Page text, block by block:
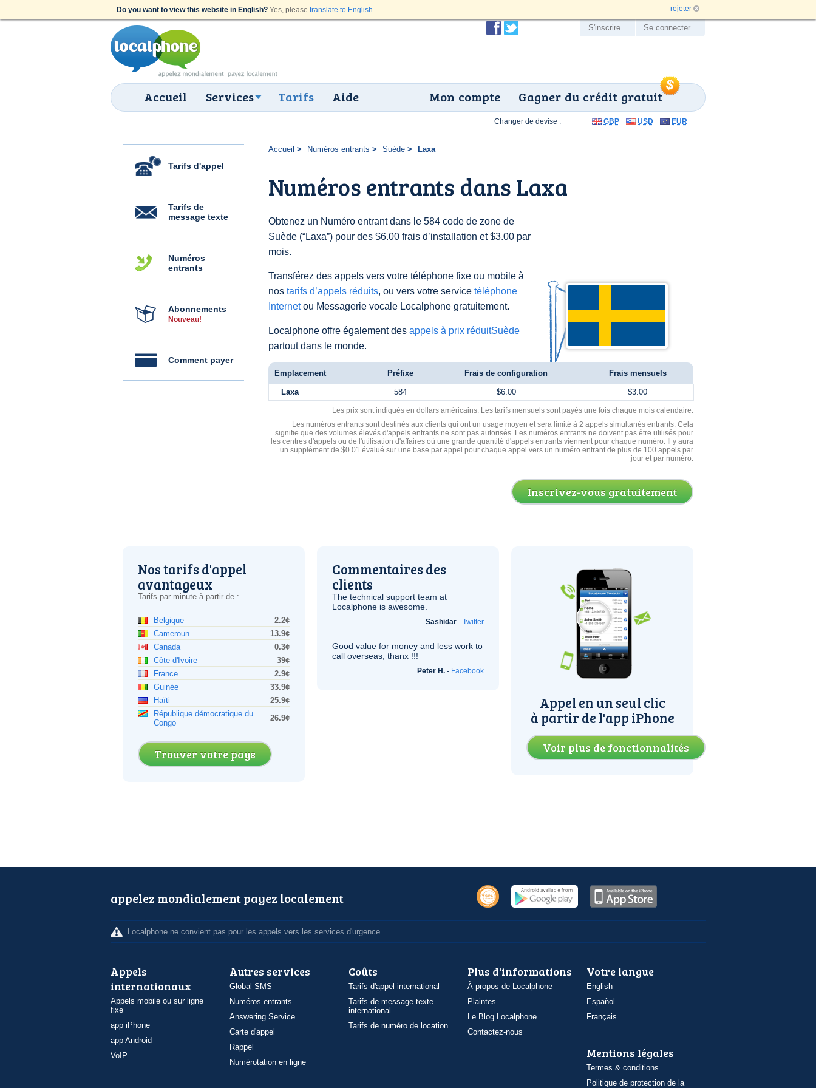
Do you want to view this website in English? Yes, please translate to English. rejeter
Accueil Services Tarifs Aide Gagner du crédit gratuit
Mon compte
S'inscrire Se connecter
Tarifs d'appel
Tarifs de
message texte
Numéros
entrants
Abonnements
Nouveau!
Comment payer
Accueil Numéros entrants Suède Laxa
Numéros entrants dans Laxa
Obtenez un Numéro entrant dans le 584 code de zone de
Suède (“Laxa”) pour des $6.00 frais d’installation et $3.00 par
mois.
Transférez des appels vers votre téléphone fixe ou mobile à
nos tarifs d’appels réduits, ou vers votre service téléphone
Internetou Messagerie vocale Localphone gratuitement.
Localphone offre également des appels à prix réduitSuède
partout dans le monde.
Changer de devise : GBP USD EUR
Emplacement Préfixe Frais de configuration Frais mensuels
Laxa 584 $6.00 $3.00
Les prix sont indiqués en dollars américains. Les tarifs mensuels sont payés une fois chaque mois calendaire.
Les numéros entrants sont destinés aux clients qui ont un usage moyen et sera limité à 2 appels simultanés entrants. Cela
signifie que des volumes élevés d'appels entrants ne sont pas autorisés. Les numéros entrants ne doivent pas être utilisés pour
les centres d'appels ou de l'utilisation d'affaires où une grande quantité d'appels entrants viennent pour chaque numéro. Il y aura
un supplément de $0.01 évalué sur une base par appel pour chaque appel vers un numéro entrant de plus de 100 appels par
jour et par numéro.
Inscrivez-vous gratuitement
Nos tarifs d'appel
avantageux
Tarifs par minute à partir de :
Belgique
2.2¢
Cameroun
13.9¢
Canada
0.3¢
Côte d'Ivoire
39¢
France
2.9¢
Guinée
33.9¢
Haïti
25.9¢
République démocratique du
Congo
26.9¢
Trouver votre pays
Commentaires des
clients
The technical support team at
Localphone is awesome.
Sashidar - Twitter
Good value for money and less work to
call overseas, thanx !!!
Peter H. - Facebook
Appel en un seul clic
à partir de l'app iPhone
Voir plus de fonctionnalités
appelez mondialement payez localement
Localphone ne convient pas pour les appels vers les services d'urgence
Appels
internationaux
Appels mobile ou sur ligne
fixe
app iPhone
app Android
VoIP
Autres services
Global SMS
Numéros entrants
Answering Service
Carte d'appel
Rappel
Numérotation en ligne
Coûts
Tarifs d'appel international
Tarifs de message texte
international
Tarifs de numéro de location
Plus d'informations
À propos de Localphone
Plaintes
Le Blog Localphone
Contactez-nous
Votre langue
English
Español
Français
Mentions légales
Termes & conditions
Politique de protection de la